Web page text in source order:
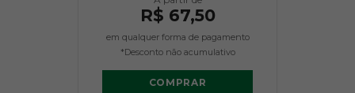
R$ 67,50
em qualquer forma de pagamento
*Desconto não acumulativo
COMPRAR